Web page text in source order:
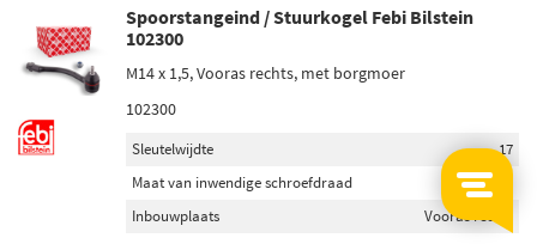
Spoorstangeind / Stuurkogel Febi Bilstein
102300
M14 x 1,5, Vooras rechts, met borgmoer
102300
Sleutelwijdte
17
Maat van inwendige schroefdraad
M14 x 1,5
Inbouwplaats
Vooras rechts